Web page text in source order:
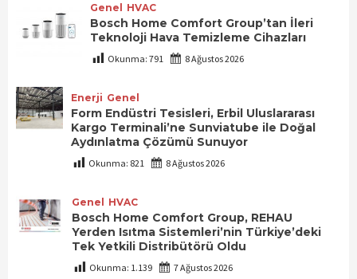
Genel HVAC
Bosch Home Comfort Group’tan İleri
Teknoloji Hava Temizleme Cihazları
Okunma: 791 8 Ağustos 2026
Enerji Genel
Form Endüstri Tesisleri, Erbil Uluslararası
Kargo Terminali’ne Sunviatube ile Doğal
Aydınlatma Çözümü Sunuyor
Okunma: 821 8 Ağustos 2026
Genel HVAC
Bosch Home Comfort Group, REHAU
Yerden Isıtma Sistemleri’nin Türkiye’deki
Tek Yetkili Distribütörü Oldu
Okunma: 1.139 7 Ağustos 2026